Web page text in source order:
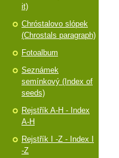
it)
Chróstalovo slópek
(Chrostals paragraph)
Fotoalbum
Seznámek
semínkový (Index of
seeds)
Rejstřík A-H - Index
A-H
Rejstřík I -Z - Index I
-Z